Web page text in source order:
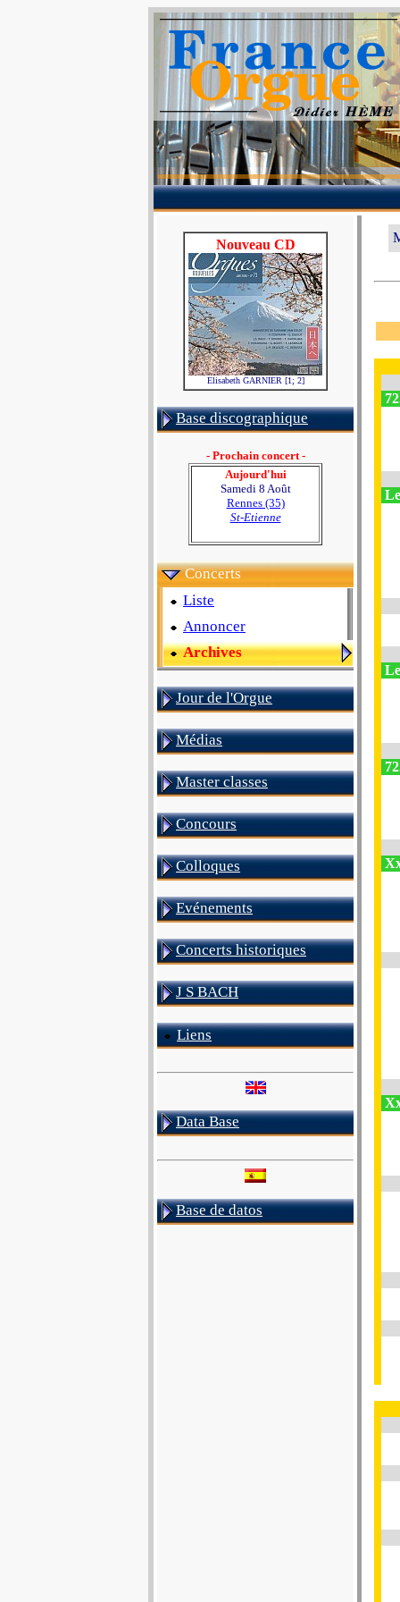
Nouveau CD
Elisabeth GARNIER [1; 2]
Base discographique
- Prochain concert -
Aujourd'hui
Samedi 8 Août
Rennes (35)
St-Etienne
Concerts
Liste
Annoncer
Archives
Jour de l'Orgue
Médias
Master classes
Concours
Colloques
Evénements
Concerts historiques
J S BACH
Liens
Data Base
Base de datos